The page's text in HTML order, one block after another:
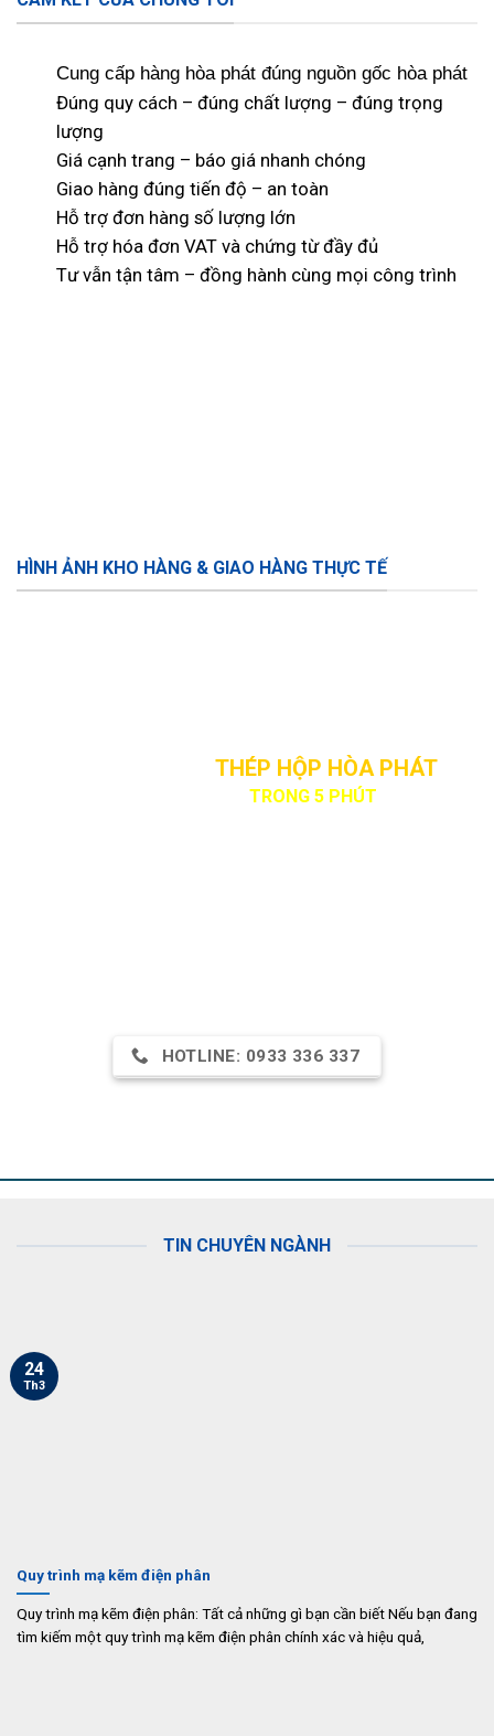
Cung cấp hàng hòa phát đúng nguồn gốc hòa phát
Đúng quy cách – đúng chất lượng – đúng trọng
lượng
Giá cạnh trang – báo giá nhanh chóng
Giao hàng đúng tiến độ – an toàn
Hỗ trợ đơn hàng số lượng lớn
Hỗ trợ hóa đơn VAT và chứng từ đầy đủ
Tư vẫn tận tâm – đồng hành cùng mọi công trình
HÌNH ẢNH KHO HÀNG & GIAO HÀNG THỰC TẾ
THÉP HỘP HÒA PHÁT
TRONG 5 PHÚT
HOTLINE: 0933 336 337
TIN CHUYÊN NGÀNH
Quy trình mạ kẽm điện phân
Quy trình mạ kẽm điện phân: Tất cả những gì bạn cần biết Nếu bạn đang
tìm kiếm một quy trình mạ kẽm điện phân chính xác và hiệu quả,
24
Th3